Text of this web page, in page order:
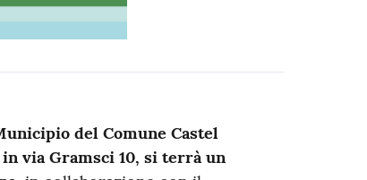
del Comune Castel
via Gramsci 10, si terrà un